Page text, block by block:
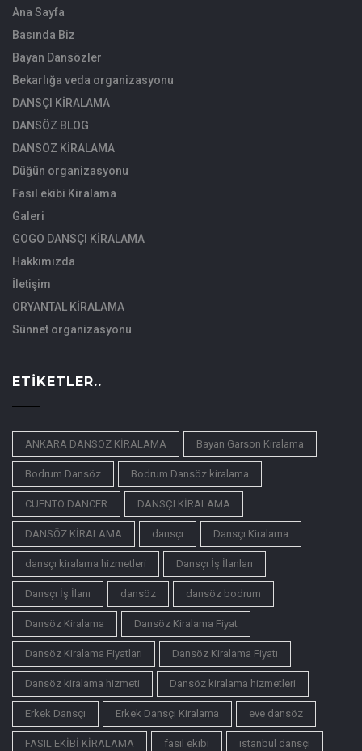
Ana Sayfa
Basında Biz
Bayan Dansözler
Bekarlığa veda organizasyonu
DANSÇI KİRALAMA
DANSÖZ BLOG
DANSÖZ KİRALAMA
Düğün organizasyonu
Fasıl ekibi Kiralama
Galeri
GOGO DANSÇI KİRALAMA
Hakkımızda
İletişim
ORYANTAL KİRALAMA
Sünnet organizasyonu
ETIKETLER..
ANKARA DANSÖZ KİRALAMA Bayan Garson Kiralama
Bodrum Dansöz Bodrum Dansöz kiralama
CUENTO DANCER DANSÇI KİRALAMA
DANSÖZ KİRALAMA dansçı Dansçı Kiralama
dansçı kiralama hizmetleri Dansçı İş İlanları
Dansçı İş İlanı dansöz dansöz bodrum
Dansöz Kiralama Dansöz Kiralama Fiyat
Dansöz Kiralama Fiyatları Dansöz Kiralama Fiyatı
Dansöz kiralama hizmeti Dansöz kiralama hizmetleri
Erkek Dansçı Erkek Dansçı Kiralama eve dansöz
FASIL EKİBİ KİRALAMA fasıl ekibi istanbul dansçı